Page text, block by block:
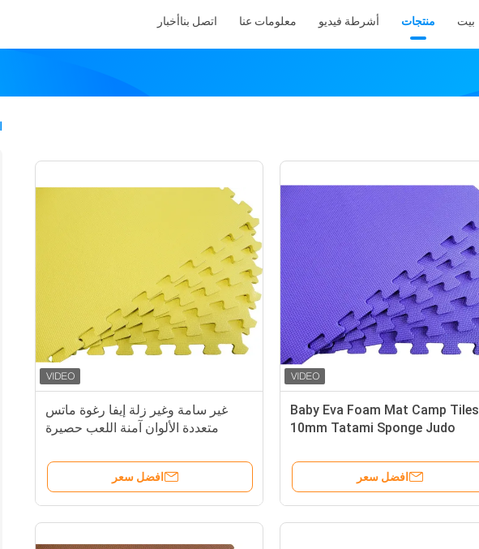
بيت منتجات أشرطة فيديو معلومات عنا اتصل بناأخبار
غير سامة وغير زلة إيفا رغوة ماتس
متعددة الألوان آمنة اللعب حصيرة
افضل سعر
Baby Eva Foam Mat Camp Tiles
10mm Tatami Sponge Judo
افضل سعر